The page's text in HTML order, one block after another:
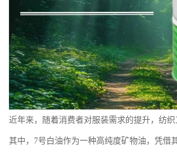
近年来，随着消费者对服装需求的提升，纺织
其中，7号白油作为一种高纯度矿物油，凭借